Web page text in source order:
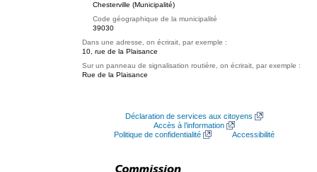
Chesterville (Municipalité)
Code géographique de la municipalité
39030
Dans une adresse, on écrirait, par exemple :
10, rue de la Plaisance
Sur un panneau de signalisation routière, on écrirait, par exemple :
Rue de la Plaisance
Déclaration de services aux citoyens
Accès à l’information
Politique de confidentialité
Accessibilité